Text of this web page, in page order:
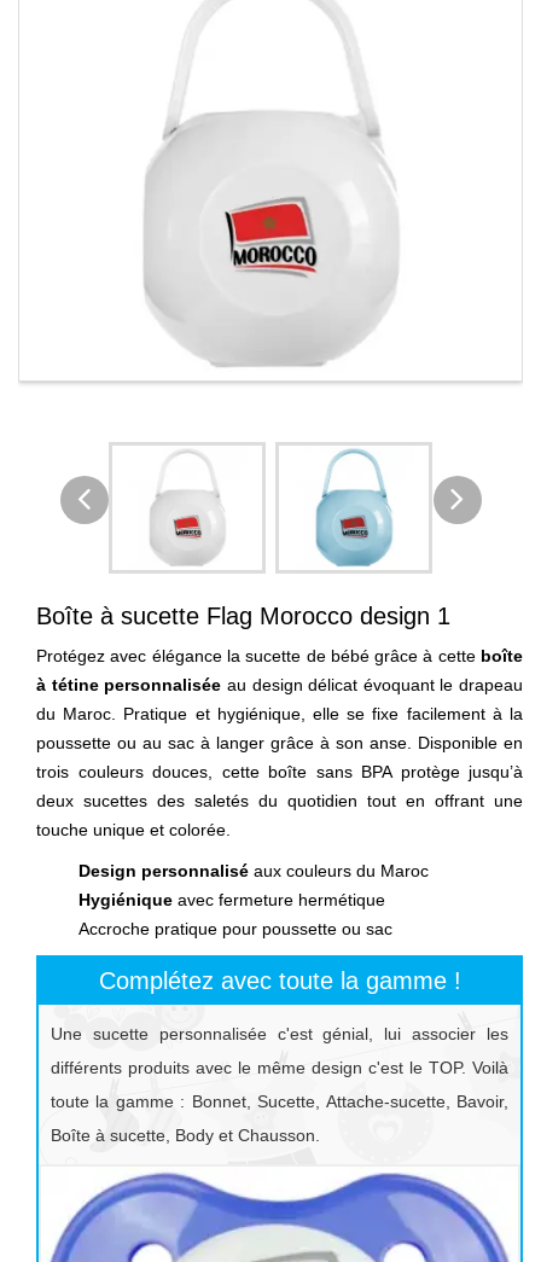
Boîte à sucette Flag Morocco design 1
Protégez avec élégance la sucette de bébé grâce à cette boîte
à tétine personnalisée au design délicat évoquant le drapeau
du Maroc. Pratique et hygiénique, elle se fixe facilement à la
poussette ou au sac à langer grâce à son anse. Disponible en
trois couleurs douces, cette boîte sans BPA protège jusqu’à
deux sucettes des saletés du quotidien tout en offrant une
touche unique et colorée.
Design personnalisé aux couleurs du Maroc
Hygiénique avec fermeture hermétique
Accroche pratique pour poussette ou sac
Complétez avec toute la gamme !
Une sucette personnalisée c'est génial, lui associer les
différents produits avec le même design c'est le TOP. Voilà
toute la gamme : Bonnet, Sucette, Attache-sucette, Bavoir,
Boîte à sucette, Body et Chausson.